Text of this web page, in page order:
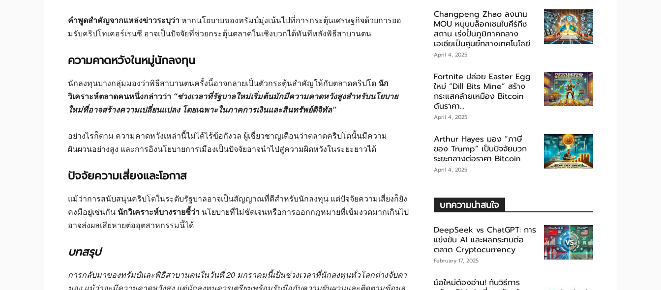
คำพูดสำคัญจากแหล่งข่าวระบุว่าหากนโยบายของทรัมป์มุ่งเน้นไปที่การกระตุ้นเศรษฐกิจด้วยการยอ
มรับคริปโทเคอร์เรนซี อาจเป็นปัจจัยที่ช่วยกระตุ้นตลาดในเชิงบวกได้ทันทีหลังพิธีสาบานตน
ความคาดหวังในหมู่นักลงทุน
นักลงทุนบางกลุ่มมองว่าพิธีสาบานตนครั้งนี้อาจกลายเป็นตัวกระตุ้นสำคัญให้กับตลาดคริปโต นัก
วิเคราะห์ตลาดคนหนึ่งกล่าวว่า “ช่วงเวลาที่รัฐบาลใหม่เริ่มต้นมักมีความคาดหวังสูงสำหรับนโยบาย
ใหม่ที่อาจสร้างความเปลี่ยนแปลง โดยเฉพาะในภาคการเงินและสินทรัพย์ดิจิทัล”
อย่างไรก็ตาม ความคาดหวังเหล่านี้ไม่ได้ไร้ข้อกังวล ผู้เชี่ยวชาญเตือนว่าตลาดคริปโตนั้นมีความ
ผันผวนอย่างสูง และการอิงนโยบายการเมืองเป็นปัจจัยอาจนำไปสู่ความผิดหวังในระยะยาวได้
ปัจจัยความเสี่ยงและโอกาส
แม้ว่าการสนับสนุนคริปโตในระดับรัฐบาลอาจเป็นสัญญาณที่ดีสำหรับนักลงทุน แต่ปัจจัยความเสี่ยงก็ยัง
คงมีอยู่เช่นกัน นักวิเคราะห์บางรายชี้ว่า นโยบายที่ไม่ชัดเจนหรือการออกกฎหมายที่เข้มงวดมากเกินไป
อาจส่งผลเสียหายต่ออุตสาหกรรมนี้ได้
บทสรุป
การกลับมาของทรัมป์และพิธีสาบานตนในวันที่ 20 มกราคมนี้เป็นช่วงเวลาที่นักลงทุนทั่วโลกต่างจับตา
มอง แม้ว่าจะมีความคาดหวังสูง แต่นักลงทุนควรเตรียมพร้อมรับมือกับความผันผวนและติดตามข้อมูล
Changpeng Zhao ลงนาม
MOU หนุนบล็อกเชนในคีร์กีซ
สถาน เร่งปั้นภูมิภาคกลาง
เอเชียเป็นศูนย์กลางเทคโนโลยี
April 4, 2025
Fortnite ปล่อย Easter Egg
ใหม่ “Dill Bits Mine” สร้าง
กระแสคล้ายเหมือง Bitcoin
ดันราคา...
April 4, 2025
Arthur Hayes มอง “ภาษี
ของ Trump” เป็นปัจจัยบวก
ระยะกลางต่อราคา Bitcoin
April 4, 2025
บทความน่าสนใจ
DeepSeek vs ChatGPT: การ
แข่งขัน AI และผลกระทบต่อ
ตลาด Cryptocurrency
February 17, 2025
มือใหม่ต้องอ่าน! กับวิธีการ